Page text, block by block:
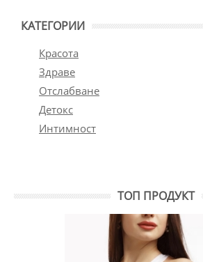
КАТЕГОРИИ
Красота
Здраве
Отслабване
Детокс
Интимност
ТОП ПРОДУКТ